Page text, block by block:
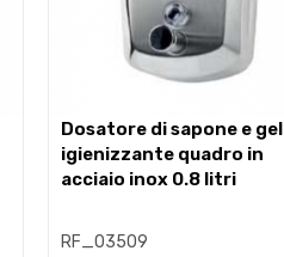
dosatore di sapone e gel
igienizzante quadro in
acciaio inox 0.8 litri
RF_03509